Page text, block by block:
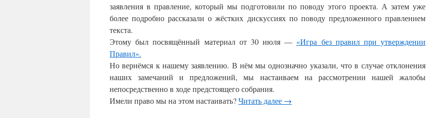
заявления в правление, который мы подготовили по поводу этого проекта. А затем уже
более подробно рассказали о жёстких дискуссиях по поводу предложенного правлением
текста.
Этому был посвящённый материал от 30 июля — «Игра без правил при утверждении
Правил».
Но вернёмся к нашему заявлению. В нём мы однозначно указали, что в случае отклонения
наших замечаний и предложений, мы настаиваем на рассмотрении нашей жалобы
непосредственно в ходе предстоящего собрания.
Имели право мы на этом настаивать?Читать далее →